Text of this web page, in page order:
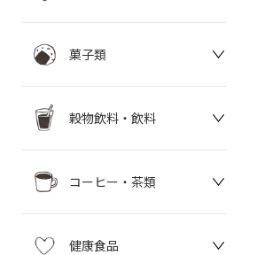
菓子類
穀物飲料・飲料
コーヒー・茶類
健康食品